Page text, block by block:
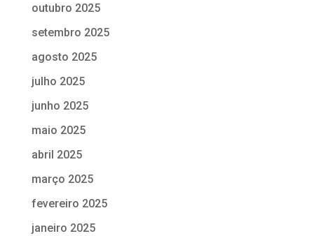
outubro 2025
setembro 2025
agosto 2025
julho 2025
junho 2025
maio 2025
abril 2025
março 2025
fevereiro 2025
janeiro 2025